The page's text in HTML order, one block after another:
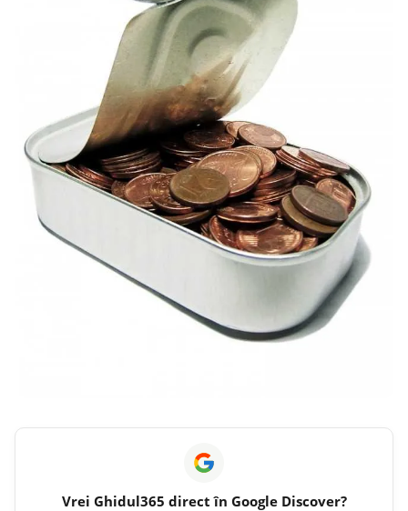
Vrei Ghidul365 direct în Google Discover?